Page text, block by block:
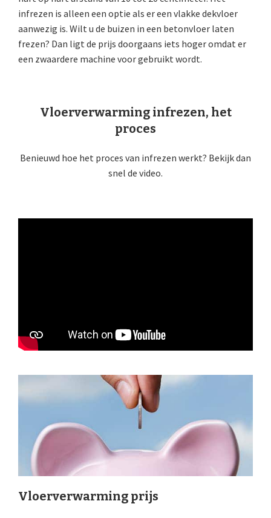
infrezen is alleen een optie als er een vlakke dekvloer
aanwezig is. Wilt u de buizen in een betonvloer laten
frezen? Dan ligt de prijs doorgaans iets hoger omdat er
een zwaardere machine voor gebruikt wordt.
Vloerverwarming infrezen, het
proces
Benieuwd hoe het proces van infrezen werkt? Bekijk dan
snel de video.
Vloerverwarming prijs